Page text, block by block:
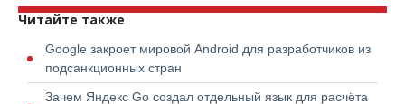
Читайте также
Google закроет мировой Android для разработчиков из
подсанкционных стран
Зачем Яндекс Go создал отдельный язык для расчёта